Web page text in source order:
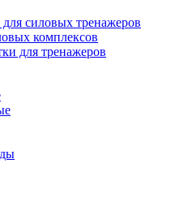
силовых тренажеров
комплексов
для тренажеров